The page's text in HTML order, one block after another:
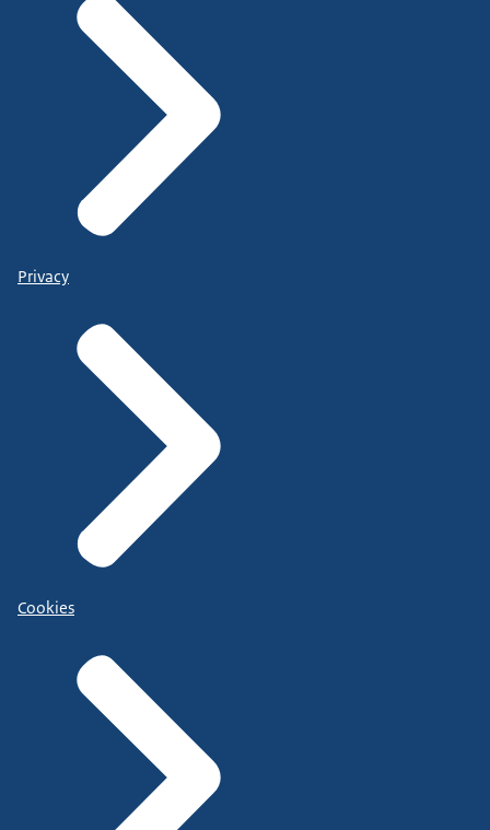
Privacy
Cookies